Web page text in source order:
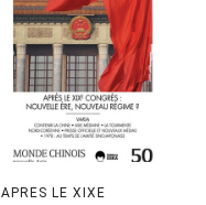
APRES LE XIXE